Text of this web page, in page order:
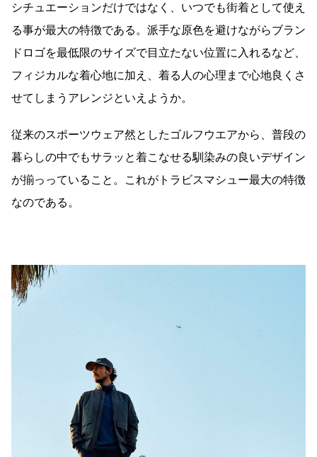
シチュエーションだけではなく、いつでも街着として使え
る事が最大の特徴である。派手な原色を避けながらブラン
ドロゴを最低限のサイズで目立たない位置に入れるなど、
フィジカルな着心地に加え、着る人の心理まで心地良くさ
せてしまうアレンジといえようか。
従来のスポーツウェア然としたゴルフウエアから、普段の
暮らしの中でもサラッと着こなせる馴染みの良いデザイン
が揃っっていること。これがトラビスマシュー最大の特徴
なのである。